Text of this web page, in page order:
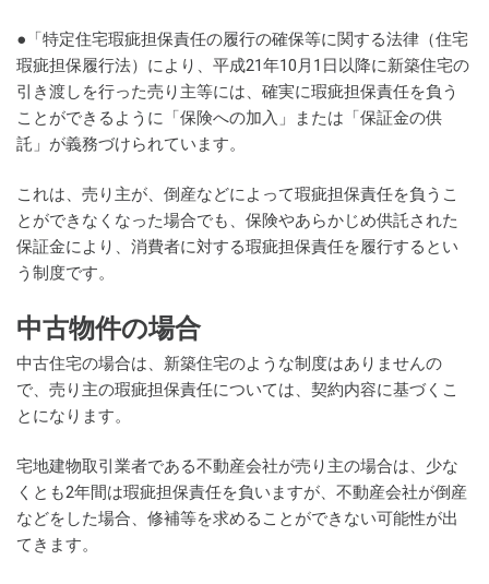
●「特定住宅瑕疵担保責任の履行の確保等に関する法律（住宅
瑕疵担保履行法）により、平成21年10月1日以降に新築住宅の
引き渡しを行った売り主等には、確実に瑕疵担保責任を負う
ことができるように「保険への加入」または「保証金の供
託」が義務づけられています。
これは、売り主が、倒産などによって瑕疵担保責任を負うこ
とができなくなった場合でも、保険やあらかじめ供託された
保証金により、消費者に対する瑕疵担保責任を履行するとい
う制度です。
中古物件の場合
中古住宅の場合は、新築住宅のような制度はありませんの
で、売り主の瑕疵担保責任については、契約内容に基づくこ
とになります。
宅地建物取引業者である不動産会社が売り主の場合は、少な
くとも2年間は瑕疵担保責任を負いますが、不動産会社が倒産
などをした場合、修補等を求めることができない可能性が出
てきます。